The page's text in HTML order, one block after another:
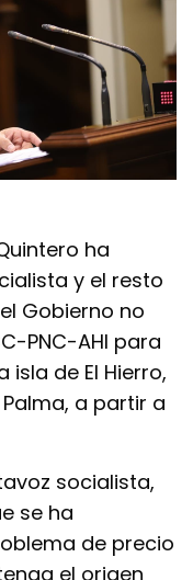
ha
y el resto
Gobierno no
PNC-AHI para
de El Hierro,
a partir a
socialista,
se ha
de precio
el origen